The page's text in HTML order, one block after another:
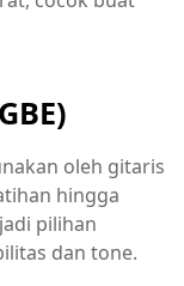
oleh gitaris
hingga
pilihan
dan tone.